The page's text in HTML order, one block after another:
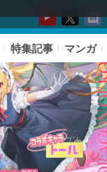
特集記事 マンガ